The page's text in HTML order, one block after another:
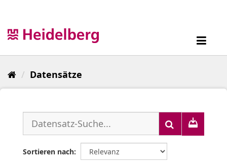
Datensätze
Sortieren nach